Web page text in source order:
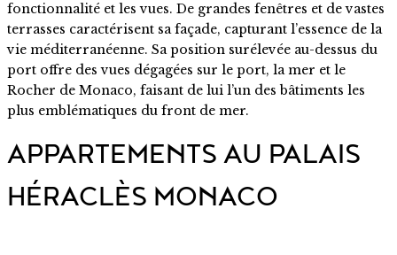
fonctionnalité et les vues. De grandes fenêtres et de vastes
terrasses caractérisent sa façade, capturant l’essence de la
vie méditerranéenne. Sa position surélevée au-dessus du
port offre des vues dégagées sur le port, la mer et le
Rocher de Monaco, faisant de lui l’un des bâtiments les
plus emblématiques du front de mer.
APPARTEMENTS AU PALAIS
HÉRACLÈS MONACO